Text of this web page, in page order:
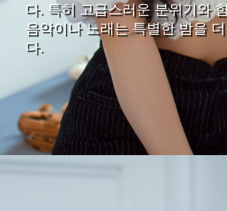
다. 특히 고급스러운 분위기와
음악이나 노래는 특별한 밤을
다.